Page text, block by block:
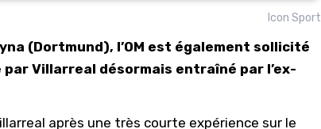
Icon Sport
(Dortmund), l’OM est également sollicité
Villarreal désormais entraîné par l’ex-
après une très courte expérience sur le